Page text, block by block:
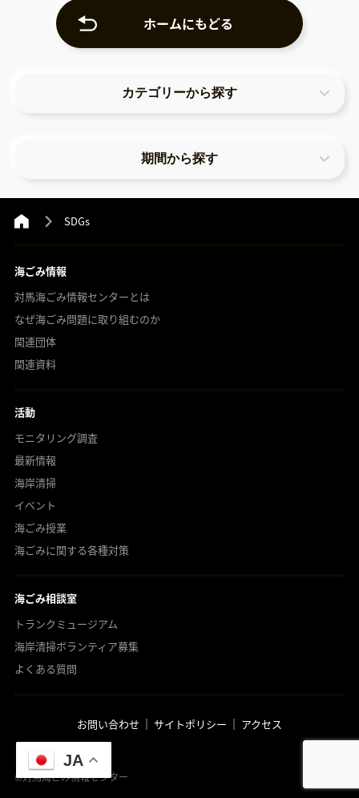
ホームにもどる
カテゴリーから探す
期間から探す
SDGs
海ごみ情報
対馬海ごみ情報センターとは
なぜ海ごみ問題に取り組むのか
関連団体
関連資料
活動
モニタリング調査
最新情報
海岸清掃
イベント
海ごみ授業
海ごみに関する各種対策
海ごみ相談室
トランクミュージアム
海岸清掃ボランティア募集
よくある質問
お問い合わせ サイトポリシー アクセス
©︎対馬海ごみ情報センター
JA